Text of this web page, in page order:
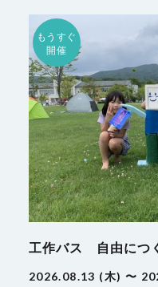
もうすぐ
開催
工作バス 自由につ
2026.08.13 (木) 〜